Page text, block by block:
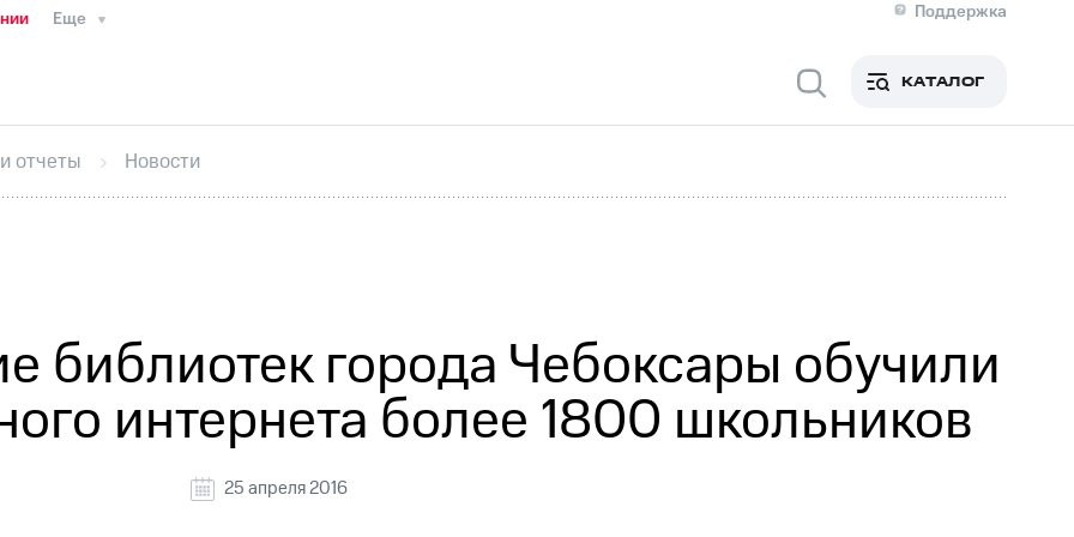
Еще
Поддержка
Медиа-центр
ИнтервьюФинансовая отчетностьКонтактыПригласить спикера
секретарьРаскрытие информации
кабинет акционераАкционерный капиталКонтроль и аудитРынок акций
КАТАЛОГ
отчеты Новости
библиотек города Чебоксары обучили
интернета более 1800 школьников
25 апреля 2016